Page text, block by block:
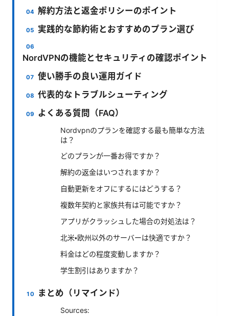
解約方法と返金ポリシーのポイント
実践的な節約術とおすすめのプラン選び
NordVPNの機能とセキュリティの確認ポイント
使い勝手の良い運用ガイド
代表的なトラブルシューティング
よくある質問（FAQ）
Nordvpnのプランを確認する最も簡単な方法
は？
どのプランが一番お得ですか？
解約の返金はいつされますか？
自動更新をオフにするにはどうする？
複数年契約と家族共有は可能ですか？
アプリがクラッシュした場合の対処法は？
北米・欧州以外のサーバーは快適ですか？
料金はどの程度変動しますか？
学生割引はありますか？
まとめ（リマインド）
Sources: